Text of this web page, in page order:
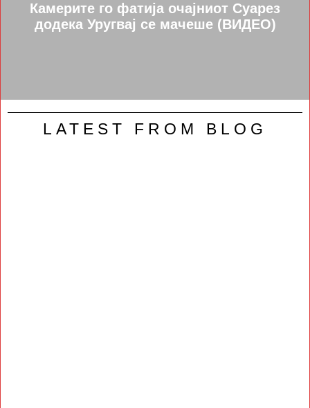
Камерите го фатија очајниот Суарез
додека Уругвај се мачеше (ВИДЕО)
LATEST FROM BLOG